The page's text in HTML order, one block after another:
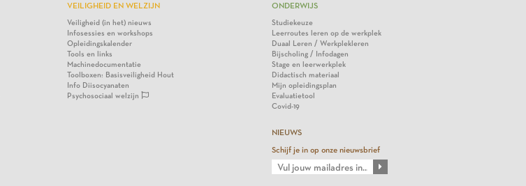
VEILIGHEID EN WELZIJN
Veiligheid (in het) nieuws
Infosessies en workshops
Opleidingskalender
Tools en links
Machinedocumentatie
Toolboxen: Basisveiligheid Hout
Info Diisocyanaten
Psychosociaal welzijn
ONDERWIJS
Studiekeuze
Leerroutes leren op de werkplek
Duaal Leren / Werkplekleren
Bijscholing / Infodagen
Stage en leerwerkplek
Didactisch materiaal
Mijn opleidingsplan
Evaluatietool
Covid-19
NIEUWS
Schijf je in op onze nieuwsbrief